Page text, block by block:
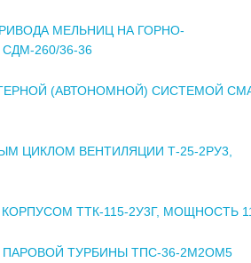
МЕЛЬНИЦ НА ГОРНО-
260/36-36
(АВТОНОМНОЙ) СИСТЕМОЙ
ЦИКЛОМ ВЕНТИЛЯЦИИ Т-25-2РУ3,
ТТК-115-2У3Г, МОЩНОСТЬ
ТУРБИНЫ ТПС-36-2М2ОМ5